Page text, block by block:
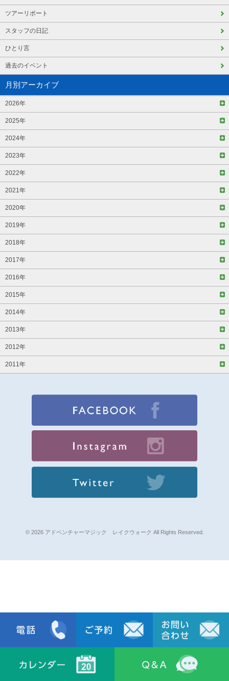
ツアーリポート
スタッフの日記
ひとり言
過去のイベント
月別アーカイブ
2026年
2025年
2024年
2023年
2022年
2021年
2020年
2019年
2018年
2017年
2016年
2015年
2014年
2013年
2012年
2011年
© 2026 アドベンチャーマジック レイクウォーク All Rights Reserved.